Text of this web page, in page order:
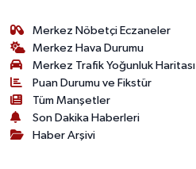
Merkez Nöbetçi Eczaneler
Merkez Hava Durumu
Merkez Trafik Yoğunluk Haritası
Puan Durumu ve Fikstür
Tüm Manşetler
Son Dakika Haberleri
Haber Arşivi